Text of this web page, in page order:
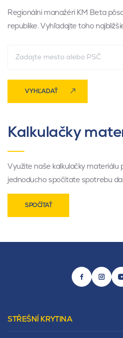
Regionálni manažéri KM Beta
republike. Vyhľadajte toho
VYHĽADAŤ
Kalkulačky
Využite naše kalkulačky
jednoducho spočítate spotrebu
SPOČÍTAŤ
STŘEŠNÍ KRYTINA